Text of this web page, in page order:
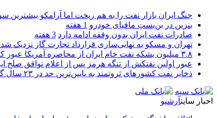
جنگ ایران بازار نفت را به هم ریخت اما آرامکو بیشترین
بنزین در بن‌بستِ مافیای خودرو 1 هفته
صادرات نفت ایران بدون وقفه ادامه دارد 3 هفته
تهران و مسکو به نهایی‌سازی قرارداد تجارت گاز نزدیک
۳.۸ میلیون بشکه نفت خام ایران از محاصره آمریکا عبور کرد
عبور اولین نفتکش از تنگه هرمز پس از اعلام توافق صلح
ذخایر نفت کشورهای ثروتمند به پایین‌ترین حد در ۲۳ سال گذشته رسید
اخبار سایتآرشیو